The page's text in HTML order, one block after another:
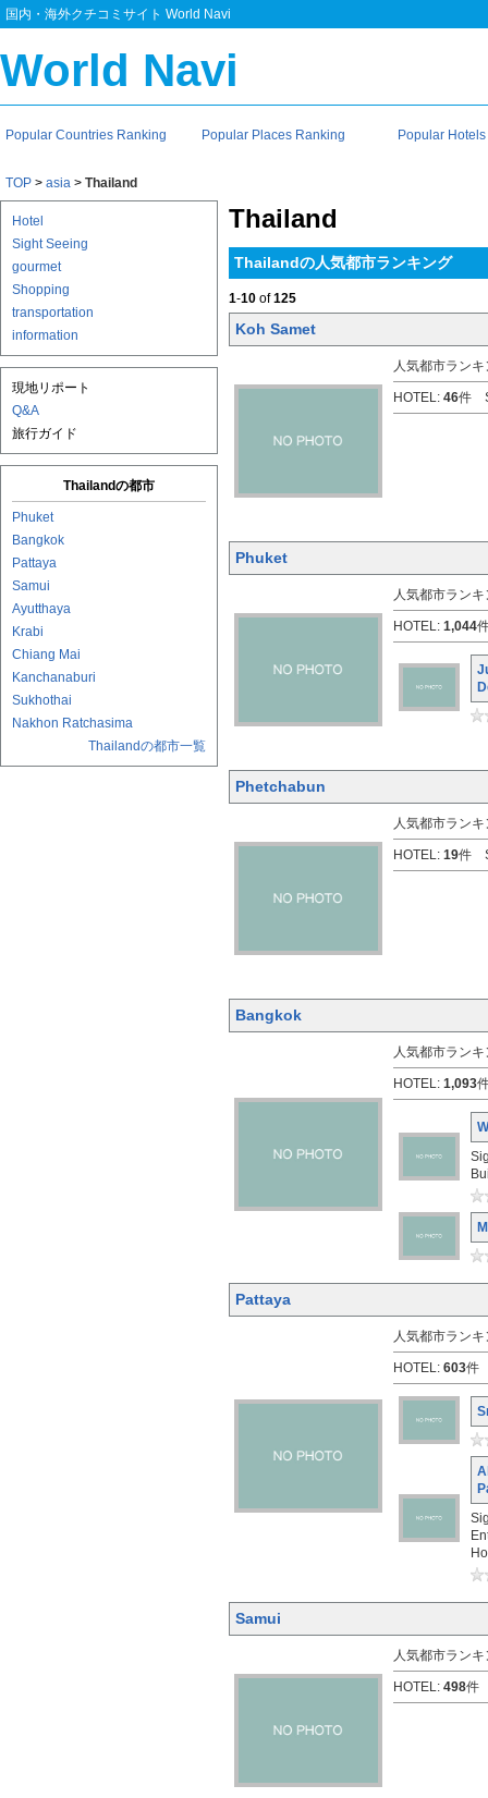
国内・海外クチコミサイト World Navi
World Navi
Popular Countries Ranking Popular Places Ranking Popular
TOP > asia > Thailand
Hotel
Sight Seeing
gourmet
Shopping
transportation
information
現地リポート
Q&A
旅行ガイド
Thailandの都市
Phuket
Bangkok
Pattaya
Samui
Ayutthaya
Krabi
Chiang Mai
Kanchanaburi
Sukhothai
Nakhon Ratchasima
Thailandの都市一覧
Thailand
Thailandの人気都市ランキング
1-10 of125
Koh Samet
人気都市ランキ
HOTEL: 46件
Phuket
人気都市ランキ
HOTEL: 1,044
Phetchabun
人気都市ランキ
HOTEL: 19件
Bangkok
人気都市ランキ
HOTEL: 1,093
Pattaya
人気都市ランキ
HOTEL: 603件
Samui
人気都市ランキ
HOTEL: 498件